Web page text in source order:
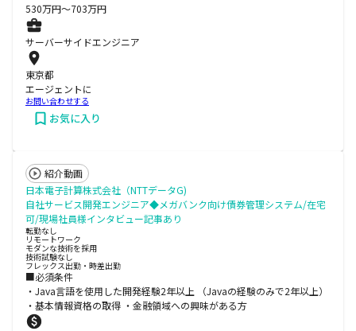
530万円〜703万円
サーバーサイドエンジニア
東京都
エージェントに
お問い合わせする
お気に入り
紹介動画
日本電子計算株式会社（NTTデータG)
自社サービス開発エンジニア◆メガバンク向け債券管理システム/在宅
可/現場社員様インタビュー記事あり
転勤なし
リモートワーク
モダンな技術を採用
技術試験なし
フレックス出勤・時差出勤
■必須条件
・Java言語を使用した開発経験2年以上 （Javaの経験のみで2年以上）
・基本情報資格の取得 ・金融領域への興味がある方